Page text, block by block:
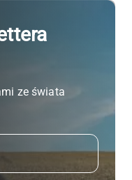
ze świata